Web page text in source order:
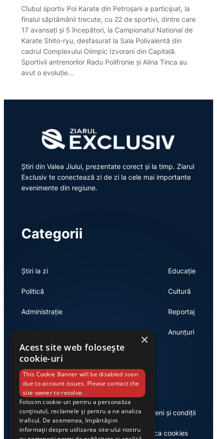
Clubul sportiv Poi Karate din Petroșani a participat, la
finalul săptămânii trecute, cu 22 de sportivi, dintre care
17 avansați și 5 începători, la Campionatul National de
Karate Shito-ryu, desfasurat la Sala Polivalentă din
cadrul Complexului Olimpic Izvorani din Capitală.
Sportivii antrenorilor Radu Polifronie și Alina Tinca au
avut o evoluție…
Știri din Valea Jiului, prezentate corect și la timp. Ziarul
Exclusiv te conectează zi de zi la cele mai importante
evenimente din regiune.
Categorii
Știri la zi
Politică
Administrație
Economie
Educație
Cultură
Reportaj
Anunțuri
Link-uri utile
Despre noi
Casa de editură Exclusiv
Termeni și condiții
Politica cookies
×
Acest site web folosește
cookie-uri
This Cookie Banner will be disabled soon
due to account issues. Please contact the
site owner to resolve.
Folosim cookie-uri pentru a personaliza
conținutul, reclamele și pentru a ne analiza
traficul. De asemenea, împărtășim
informații despre utilizarea site-ului nostru